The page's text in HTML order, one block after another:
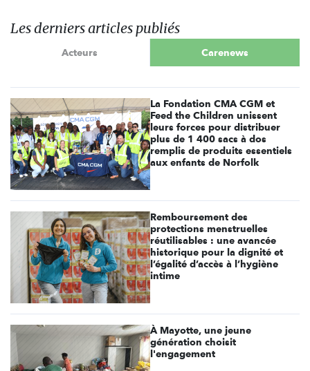
Les derniers articles publiés
Acteurs Carenews
La Fondation CMA CGM et
Feed the Children unissent
leurs forces pour distribuer
plus de 1 400 sacs à dos
remplis de produits essentiels
aux enfants de Norfolk
Remboursement des
protections menstruelles
réutilisables : une avancée
historique pour la dignité et
l’égalité d’accès à l’hygiène
intime
À Mayotte, une jeune
génération choisit
l'engagement